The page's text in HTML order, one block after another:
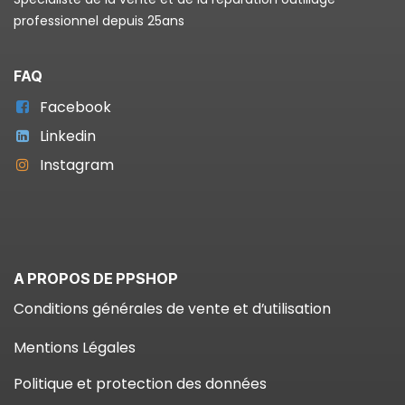
professionnel depuis 25ans
FAQ
Facebook
Linkedin
Instagram
A PROPOS DE PPSHOP
Conditions générales de vente et d’utilisation
Mentions Légales
Politique et protection des données